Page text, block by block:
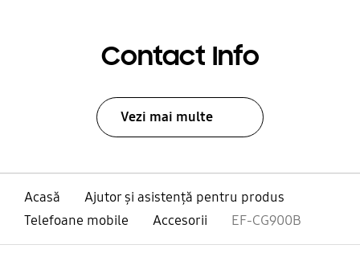
Contact Info
Vezi mai multe
Acasă
Ajutor și asistență pentru produs
Telefoane mobile
Accesorii EF-CG900B